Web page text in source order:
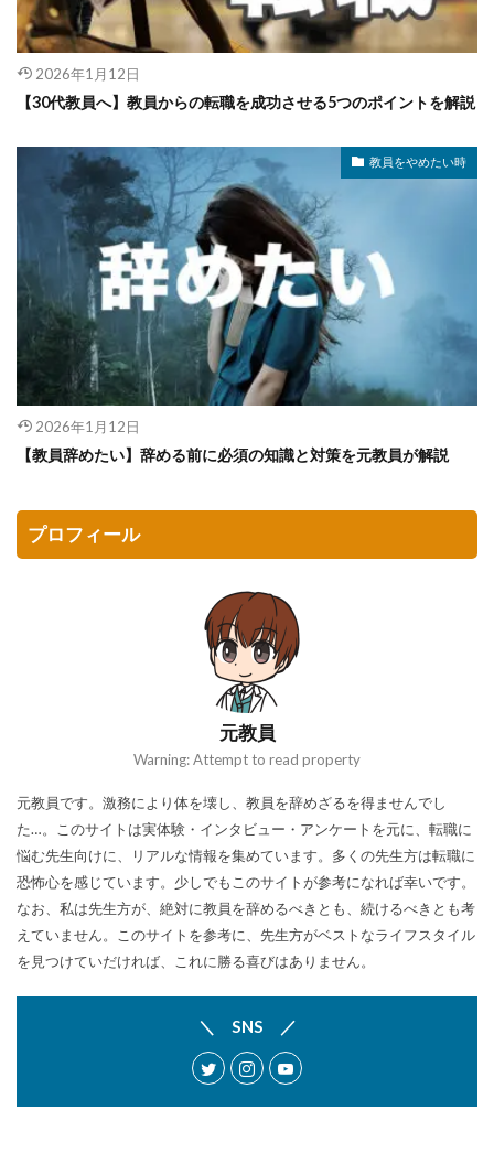
2026年1月12日
【30代教員へ】教員からの転職を成功させる5つのポイントを解説
教員をやめたい時
2026年1月12日
【教員辞めたい】辞める前に必須の知識と対策を元教員が解説
プロフィール
元教員
Warning: Attempt to read property
元教員です。激務により体を壊し、教員を辞めざるを得ませんでし
た…。このサイトは実体験・インタビュー・アンケートを元に、転職に
悩む先生向けに、リアルな情報を集めています。多くの先生方は転職に
恐怖心を感じています。少しでもこのサイトが参考になれば幸いです。
なお、私は先生方が、絶対に教員を辞めるべきとも、続けるべきとも考
えていません。このサイトを参考に、先生方がベストなライフスタイル
を見つけていだければ、これに勝る喜びはありません。
＼ SNS ／